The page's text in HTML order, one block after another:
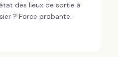
des lieux de sortie à
? Force probante.